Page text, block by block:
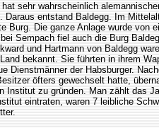
hat sehr wahrscheinlich
Daraus entstand Baldegg. Im
Burg. Die ganze Anlage wurde von
Sempach fiel auch die Burg
und Hartmann von Baldegg
bekannt. Sie führten in ihrem
Dienstmänner der Habsburger.
öfters gewechselt hatte,
Institut zu gründen. Man zählt das
eintraten, waren 7 leibliche